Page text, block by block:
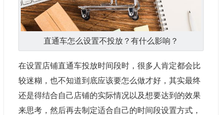
直通车怎么设置不投放？有什么影响？
在设置店铺直通车投放时间段时，很多人肯定都会比
较迷糊，也不知道到底应该要怎么做才好，其实最终
还是得结合自己店铺的实际情况以及想要达到的效果
来思考，然后再去制定适合自己的时间段设置方式，